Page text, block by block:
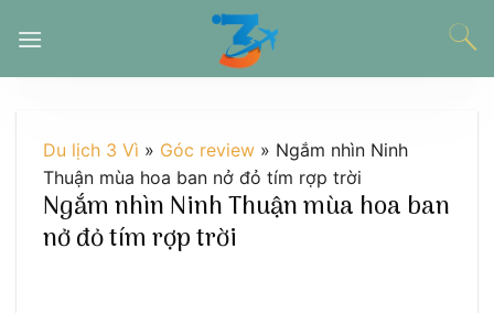
đến
Du lịch 3 Vì » Góc review » Ngắm nhìn Ninh
Thuận mùa hoa ban nở đỏ tím rợp trời
Ngắm nhìn Ninh Thuận mùa hoa ban
nở đỏ tím rợp trời